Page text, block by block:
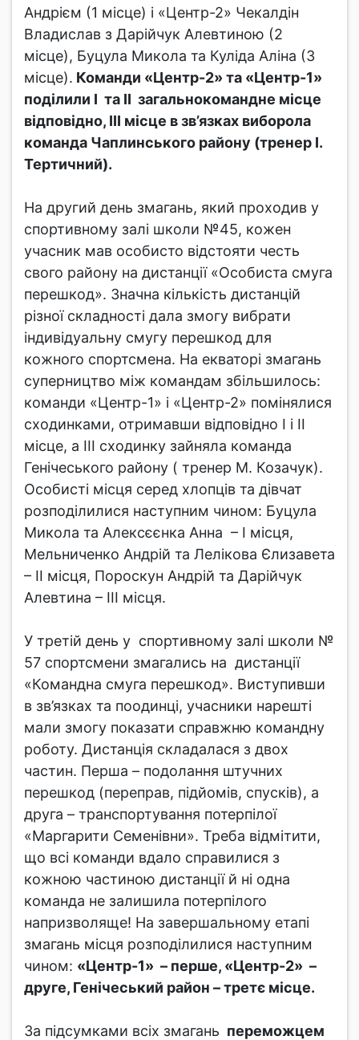
Андрієм (1 місце) і «Центр-2» Чекалдін
Владислав з Дарійчук Алевтиною (2
місце), Буцула Микола та Куліда Аліна (3
місце). Команди «Центр-2» та «Центр-1»
поділили І та ІІ загальнокомандне місце
відповідно, ІІІ місце в зв’язках виборола
команда Чаплинського району (тренер І.
Тертичний).
На другий день змагань, який проходив у
спортивному залі школи №45, кожен
учасник мав особисто відстояти честь
свого району на дистанції «Особиста смуга
перешкод». Значна кількість дистанцій
різної складності дала змогу вибрати
індивідуальну смугу перешкод для
кожного спортсмена. На екваторі змагань
суперництво між командам збільшилось:
команди «Центр-1» і «Центр-2» помінялися
сходинками, отримавши відповідно І і ІІ
місце, а ІІІ сходинку зайняла команда
Генічеського району ( тренер М. Козачук).
Особисті місця серед хлопців та дівчат
розподілилися наступним чином: Буцула
Микола та Алексєєнка Анна – І місця,
Мельниченко Андрій та Лелікова Єлизавета
– ІІ місця, Пороскун Андрій та Дарійчук
Алевтина – ІІІ місця.
У третій день у спортивному залі школи №
57 спортсмени змагались на дистанції
«Командна смуга перешкод». Виступивши
в зв’язках та поодинці, учасники нарешті
мали змогу показати справжню командну
роботу. Дистанція складалася з двох
частин. Перша – подолання штучних
перешкод (переправ, підйомів, спусків), а
друга – транспортування потерпілої
«Маргарити Семенівни». Треба відмітити,
що всі команди вдало справилися з
кожною частиною дистанції й ні одна
команда не залишила потерпілого
напризволяще! На завершальному етапі
змагань місця розподілилися наступним
чином: «Центр-1» – перше, «Центр-2» –
друге, Генічеський район – третє місце.
За підсумками всіх змагань переможцем